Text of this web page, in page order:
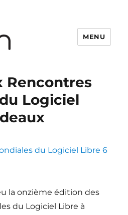
MENU
Rencontres
Logiciel
la onzième édition des
du Logiciel Libre à